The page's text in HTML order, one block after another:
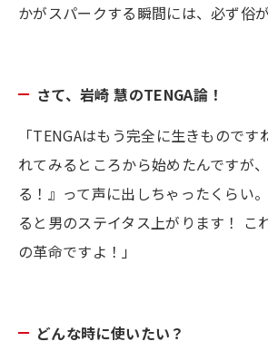
かがスパークする瞬間には、必ず俗
さて、岩崎 慧のTENGA論！
「TENGAはもう完全に生きものです
れてみるところから始めたんですが
る！』って声に出しちゃったくらい
ると男のステイタス上がります！ こ
の革命ですよ！」
どんな時に使いたい？